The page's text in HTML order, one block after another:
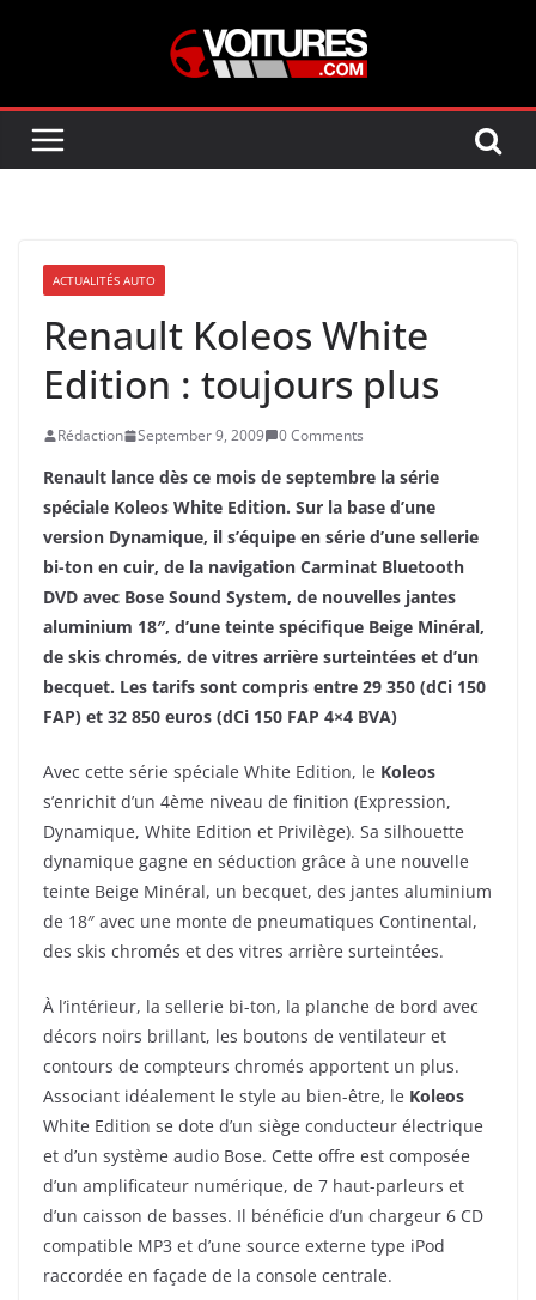
ACTUALITÉS AUTO
Renault Koleos White
Edition : toujours plus
Rédaction September 9, 2009 0 Comments
Renault lance dès ce mois de septembre la série
spéciale Koleos White Edition. Sur la base d’une
version Dynamique, il s’équipe en série d’une sellerie
bi-ton en cuir, de la navigation Carminat Bluetooth
DVD avec Bose Sound System, de nouvelles jantes
aluminium 18″, d’une teinte spécifique Beige Minéral,
de skis chromés, de vitres arrière surteintées et d’un
becquet. Les tarifs sont compris entre 29 350 (dCi 150
FAP) et 32 850 euros (dCi 150 FAP 4×4 BVA)
Avec cette série spéciale White Edition, le Koleos
s’enrichit d’un 4ème niveau de finition (Expression,
Dynamique, White Edition et Privilège). Sa silhouette
dynamique gagne en séduction grâce à une nouvelle
teinte Beige Minéral, un becquet, des jantes aluminium
de 18″ avec une monte de pneumatiques Continental,
des skis chromés et des vitres arrière surteintées.
À l’intérieur, la sellerie bi-ton, la planche de bord avec
décors noirs brillant, les boutons de ventilateur et
contours de compteurs chromés apportent un plus.
Associant idéalement le style au bien-être, le Koleos
White Edition se dote d’un siège conducteur électrique
et d’un système audio Bose. Cette offre est composée
d’un amplificateur numérique, de 7 haut-parleurs et
d’un caisson de basses. Il bénéficie d’un chargeur 6 CD
compatible MP3 et d’une source externe type iPod
raccordée en façade de la console centrale.